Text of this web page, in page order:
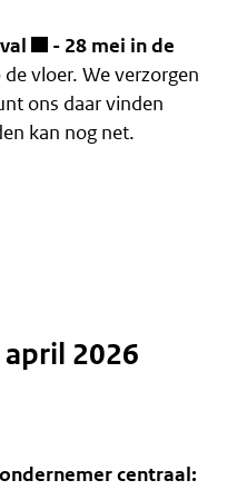
- 28 mei in de
vloer. We verzorgen
ons daar vinden
kan nog net.
april 2026
centraal: